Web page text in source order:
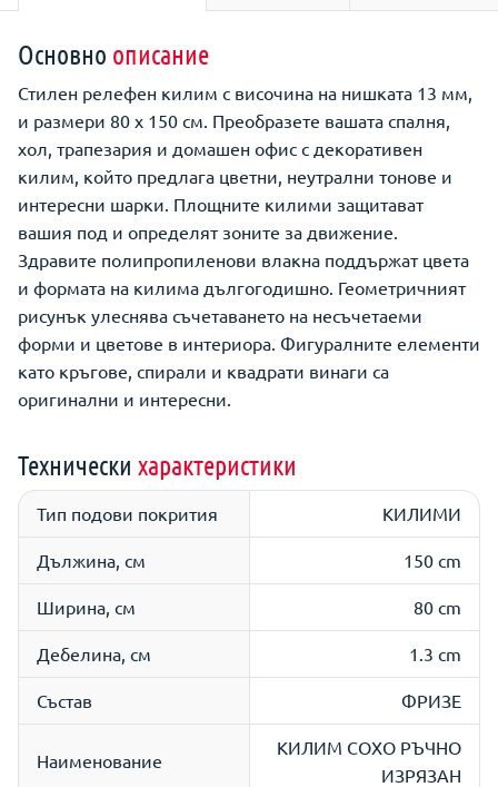
Основно описание
Стилен релефен килим с височина на нишката 13 мм,
и размери 80 х 150 см. Преобразете вашата спалня,
хол, трапезария и домашен офис с декоративен
килим, който предлага цветни, неутрални тонове и
интересни шарки. Площните килими защитават
вашия под и определят зоните за движение.
Здравите полипропиленови влакна поддържат цвета
и формата на килима дългогодишно. Геометричният
рисунък улеснява съчетаването на несъчетаеми
форми и цветове в интериора. Фигуралните елементи
като кръгове, спирали и квадрати винаги са
оригинални и интересни.
Технически характеристики
Тип подови покрития КИЛИМИ
Дължина, см 150 cm
Ширина, см 80 cm
Дебелина, см 1.3 cm
Състав ФРИЗЕ
Наименование
КИЛИМ СОХО РЪЧНО
ИЗРЯЗАН